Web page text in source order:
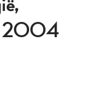
2004